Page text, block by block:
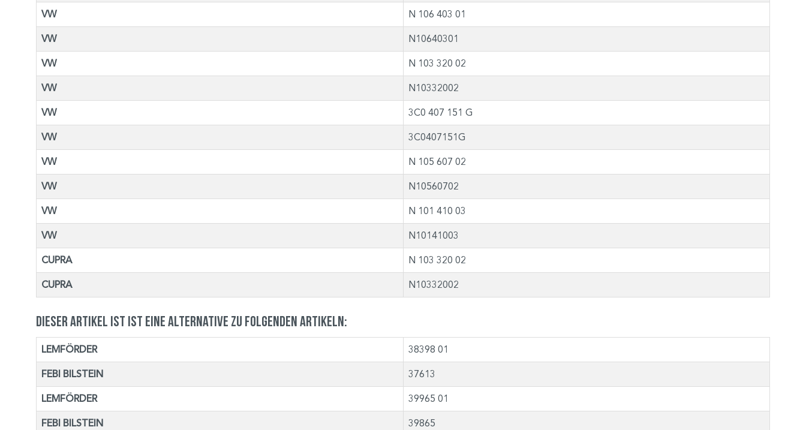
VW N 106 403 01
VW N10640301
VW N 103 320 02
VW N10332002
VW 3C0 407 151 G
VW 3C0407151G
VW N 105 607 02
VW N10560702
VW N 101 410 03
VW N10141003
CUPRA N 103 320 02
CUPRA N10332002
Dieser Artikel ist ist eine Alternative zu folgenden Artikeln:
LEMFÖRDER 38398 01
FEBI BILSTEIN 37613
LEMFÖRDER 39965 01
FEBI BILSTEIN 39865